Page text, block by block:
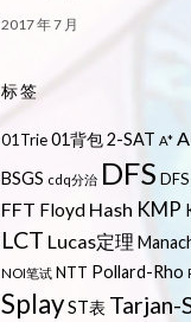
2017 年 7 月
标签
01Trie 01背包 2-SAT A*
BSGS cdq分治 DFS
FFT Floyd Hash KMP
LCT Lucas定理
NOI笔试 NTT Pollard-Rho
Splay ST表 Tarjan-